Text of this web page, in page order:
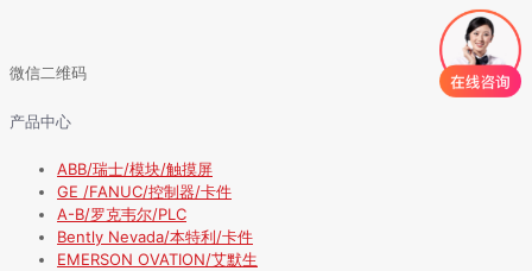
微信二维码
产品中心
ABB/瑞士/模块/触摸屏
GE /FANUC/控制器/卡件
A-B/罗克韦尔/PLC
Bently Nevada/本特利/卡件
EMERSON OVATION/艾默生